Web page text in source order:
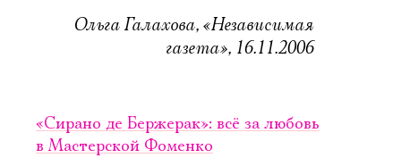
Ольга Галахова, «Независимая
газета», 16.11.2006
«Сирано де Бержерак»: всё за любовь
в Мастерской Фоменко